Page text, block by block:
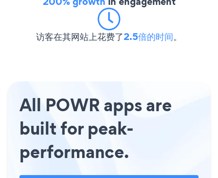
访客在其网站上花费了2.5倍的时间。
All POWR apps are
built for peak-
performance.